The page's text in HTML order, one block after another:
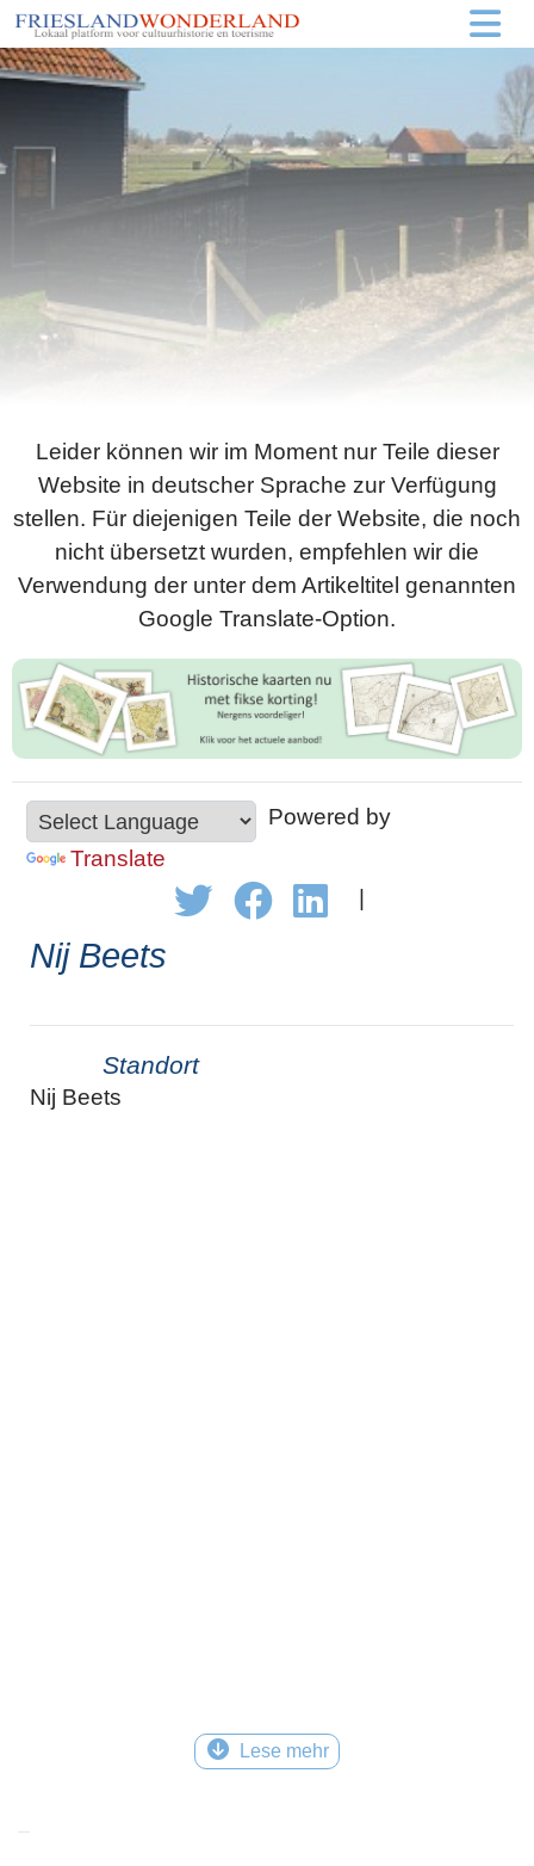
Leider können wir im Moment nur Teile dieser
Website in deutscher Sprache zur Verfügung
stellen. Für diejenigen Teile der Website, die noch
nicht übersetzt wurden, empfehlen wir die
Verwendung der unter dem Artikeltitel genannten
Google Translate-Option.
Powered by
Translate
Nij Beets
Standort
Nij Beets
Lese mehr